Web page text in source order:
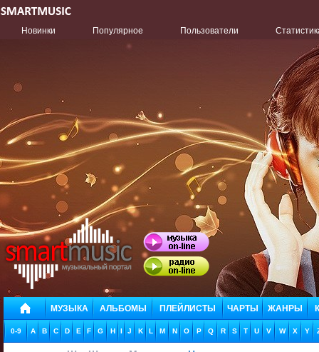
Новинки Популярное Пользователи
МУЗЫКА АЛЬБОМЫ ПЛЕЙЛИСТЫ ЧАРТЫ ЖАНРЫ
0-9 A B C D E F G H I J K L M N O P Q R S T U V W X Y